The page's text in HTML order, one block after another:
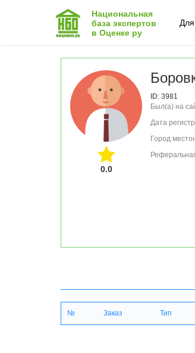
Национальная
база экспертов
в Оценке ру
Для
0.0
ID: 3981
Был(а) на
Дата
Город
№ Заказ Тип